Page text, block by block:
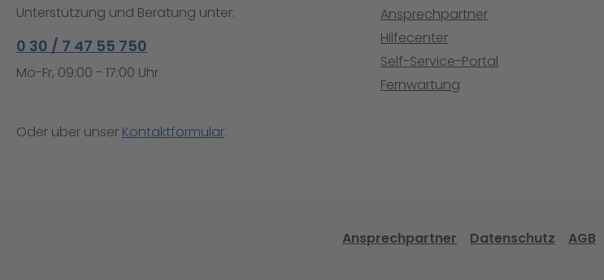
Unterstützung und Beratung unter:
0 30 / 7 47 55 750
Mo-Fr, 09:00 - 17:00 Uhr
Oder über unser Kontaktformular.
Ansprechpartner
Hilfecenter
Self-Service-Portal
Fernwartung
Ansprechpartner Datenschutz AGB